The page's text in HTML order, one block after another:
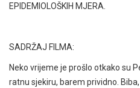
EPIDEMIOLOŠKIH MJERA.
SADRŽAJ FILMA:
Neko vrijeme je prošlo otkako su
ratnu sjekiru, barem prividno.